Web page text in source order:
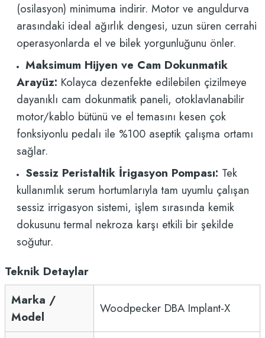
(osilasyon) minimuma indirir. Motor ve anguldurva
arasındaki ideal ağırlık dengesi, uzun süren cerrahi
operasyonlarda el ve bilek yorgunluğunu önler.
Maksimum Hijyen ve Cam Dokunmatik
Arayüz: Kolayca dezenfekte edilebilen çizilmeye
dayanıklı cam dokunmatik paneli, otoklavlanabilir
motor/kablo bütünü ve el temasını kesen çok
fonksiyonlu pedalı ile %100 aseptik çalışma ortamı
sağlar.
Sessiz Peristaltik İrigasyon Pompası: Tek
kullanımlık serum hortumlarıyla tam uyumlu çalışan
sessiz irrigasyon sistemi, işlem sırasında kemik
dokusunu termal nekroza karşı etkili bir şekilde
soğutur.
Teknik Detaylar
Marka /
Model
Woodpecker DBA Implant-X